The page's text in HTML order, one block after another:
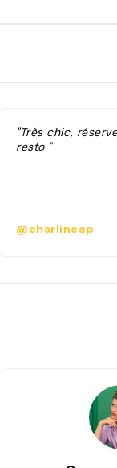
"Très chic,
resto "
@charlineap